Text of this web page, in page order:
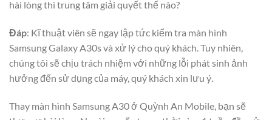
hài lòng thì trung tâm giải quyết thế nào?
Đáp: Kĩ thuật viên sẽ ngay lập tức kiểm tra màn hình
Samsung Galaxy A30s và xử lý cho quý khách. Tuy nhiên,
chúng tôi sẽ chịu trách nhiệm với những lỗi phát sinh ảnh
hưởng đến sử dụng của máy, quý khách xin lưu ý.
Thay màn hình Samsung A30 ở Quỳnh An Mobile, bạn sẽ